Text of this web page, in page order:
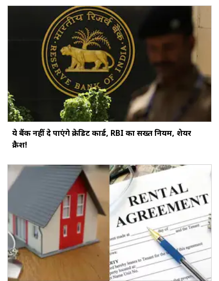
ये बैंक नहीं दे पाएंगे क्रेडिट कार्ड, RBI का सख्‍त नियम, शेयर
क्रैश!